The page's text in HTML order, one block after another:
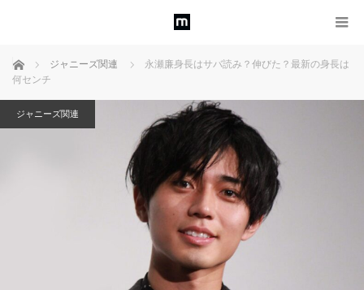
ホーム ジャニーズ関連
永瀬廉身長はサバ読み？伸びた？最新の身長は
何センチ
ジャニーズ関連